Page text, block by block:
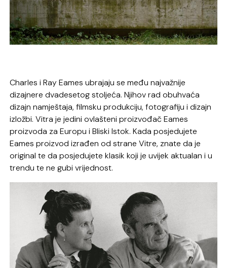
Charles i Ray Eames ubrajaju se među najvažnije
dizajnere dvadesetog stoljeća. Njihov rad obuhvaća
dizajn namještaja, filmsku produkciju, fotografiju i dizajn
izložbi. Vitra je jedini ovlašteni proizvođač Eames
proizvoda za Europu i Bliski Istok. Kada posjedujete
Eames proizvod izrađen od strane Vitre, znate da je
original te da posjedujete klasik koji je uvijek aktualan i u
trendu te ne gubi vrijednost.